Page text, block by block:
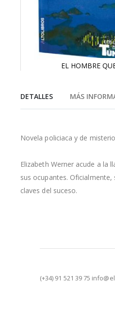
EL HOMBRE
comienzo
la
imágenes
DETALLES
Novela policiaca y de
Elizabeth Werner acude a la
sus ocupantes.
claves del suceso.
MÁS
(+34) 91 521 39 75